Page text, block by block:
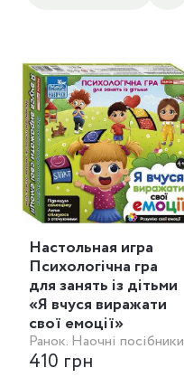
Настольная игра
Психологічна гра
для занять із дітьми
«Я вчуся виражати
свої емоції»
Ранок. Наочні посібники
410 грн